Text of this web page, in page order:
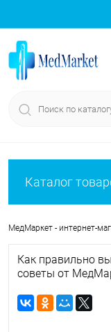
Каталог
МедМаркет - интернет-
Как правильно
советы от